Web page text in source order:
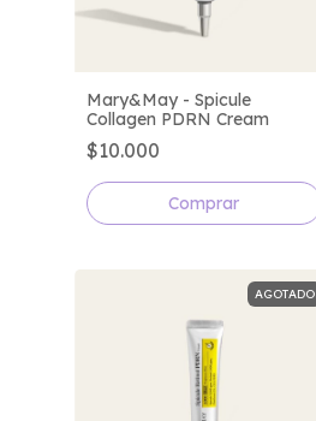
Mary&May - Spicule
Collagen PDRN Cream
$10.000
AGOTADO